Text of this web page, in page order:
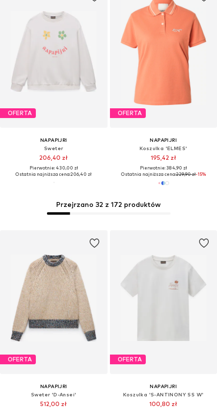
Przejrzano 32 z 172 produktów
OFERTA
NAPAPIJRI
Sweter
206,40 zł
Pierwotnie: 430,00 zł
Ostatnia najniższa cena:206,40 zł
OFERTA
NAPAPIJRI
Koszulka 'ELMES'
195,42 zł
Pierwotnie: 384,90 zł
Ostatnia najniższa cena:229,90 zł-15%
OFERTA
NAPAPIJRI
Sweter 'D-Ansei'
512,00 zł
OFERTA
NAPAPIJRI
Koszulka 'S-ANTINONY SS W'
100,80 zł